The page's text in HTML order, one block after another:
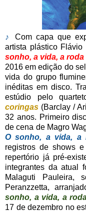
♪ Com capa que
artista plástico
sonho, a vida, a roda
2016 em edição do
vida do grupo
inéditas em disco.
estúdio pelo
coringas (Barclay /
32 anos. Primeiro
de cena de Magro
O sonho, a vida, a
registros de shows
repertório já pré-
integrantes da atual
Malaguti Pauleira,
Peranzzetta,
sonho, a vida, a
17 de dezembro no